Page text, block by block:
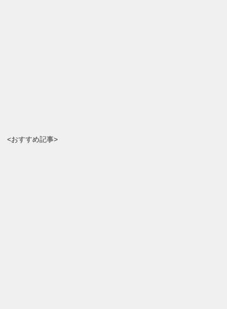
<おすすめ記事>